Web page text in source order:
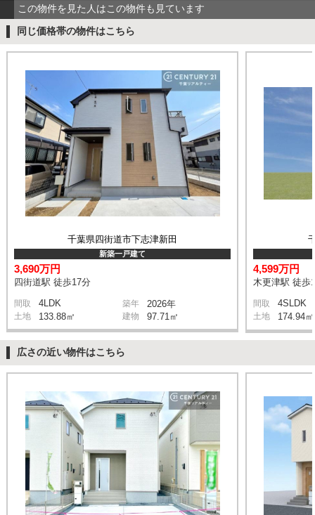
この物件を見た人はこの物件も見ています
同じ価格帯の物件はこちら
千葉県四街道市下志津新田
新築一戸建て
3,690万円
四街道駅 徒歩17分
間取 4LDK 築年 2026年
土地 133.88㎡ 建物 97.71㎡
4,599万円
木更津駅 徒歩
間取 4SLDK
土地 174.94㎡
広さの近い物件はこちら